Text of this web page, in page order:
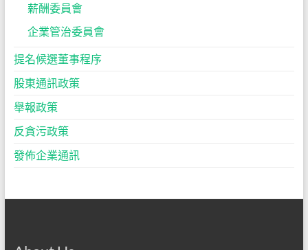
薪酬委員會
企業管治委員會
提名候選董事程序
股東通訊政策
舉報政策
反貪污政策
發佈企業通訊